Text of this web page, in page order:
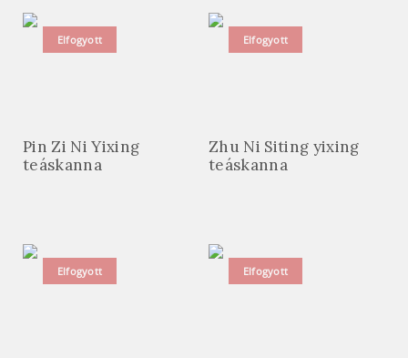
Elfogyott
Pin Zi Ni Yixing
teáskanna
Elfogyott
Zhu Ni Siting yixing
teáskanna
Elfogyott Elfogyott